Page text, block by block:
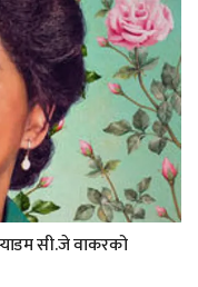
सी.जे वाकरको